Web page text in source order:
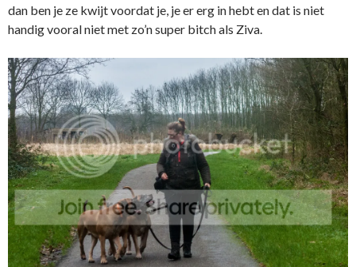
dan ben je ze kwijt voordat je, je er erg in hebt en dat is niet
handig vooral niet met zo’n super bitch als Ziva.